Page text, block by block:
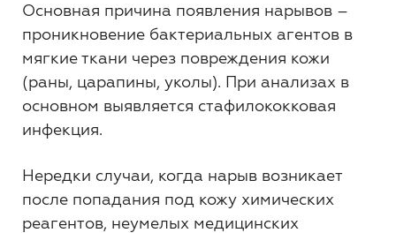
Основная причина появления нарывов –
проникновение бактериальных агентов в
мягкие ткани через повреждения кожи
(раны, царапины, уколы). При анализах в
основном выявляется стафилококковая
инфекция.
Нередки случаи, когда нарыв возникает
после попадания под кожу химических
реагентов, неумелых медицинских